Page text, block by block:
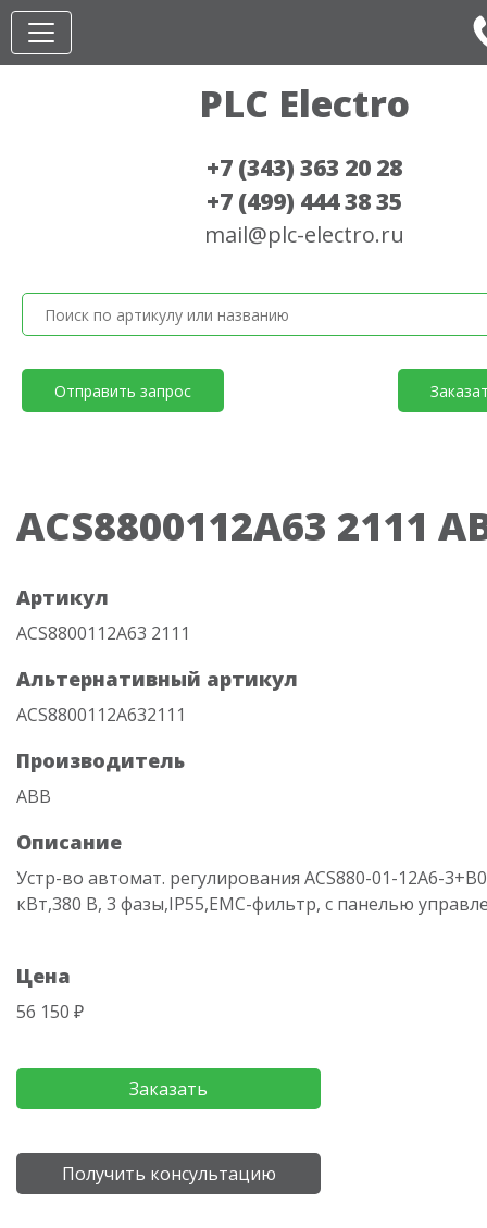
PLC Electro
+7 (343) 363 20 28
+7 (499) 444 38 35
mail@plc-electro.ru
Отправить запрос
ACS8800112A63 2111
Артикул
ACS8800112A63 2111
Альтернативный артикул
ACS8800112A632111
Производитель
ABB
Описание
Устр-во автомат. регулирования ACS880-01-12A6-
кВт,380 В, 3 фазы,IP55,EMC-фильтр, с панелью
Цена
56 150 ₽
Заказать
Получить консультацию